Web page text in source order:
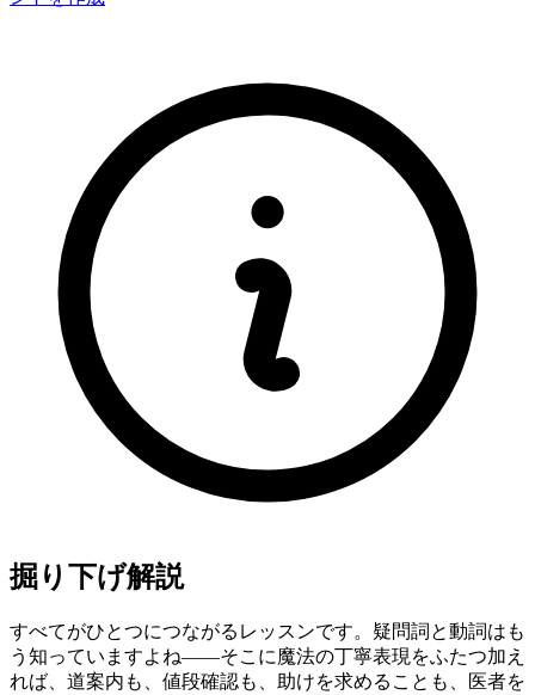
掘り下げ解説
すべてがひとつにつながるレッスンです。疑問詞と動詞はも
う知っていますよね——そこに魔法の丁寧表現をふたつ加え
れば、道案内も、値段確認も、助けを求めることも、医者を